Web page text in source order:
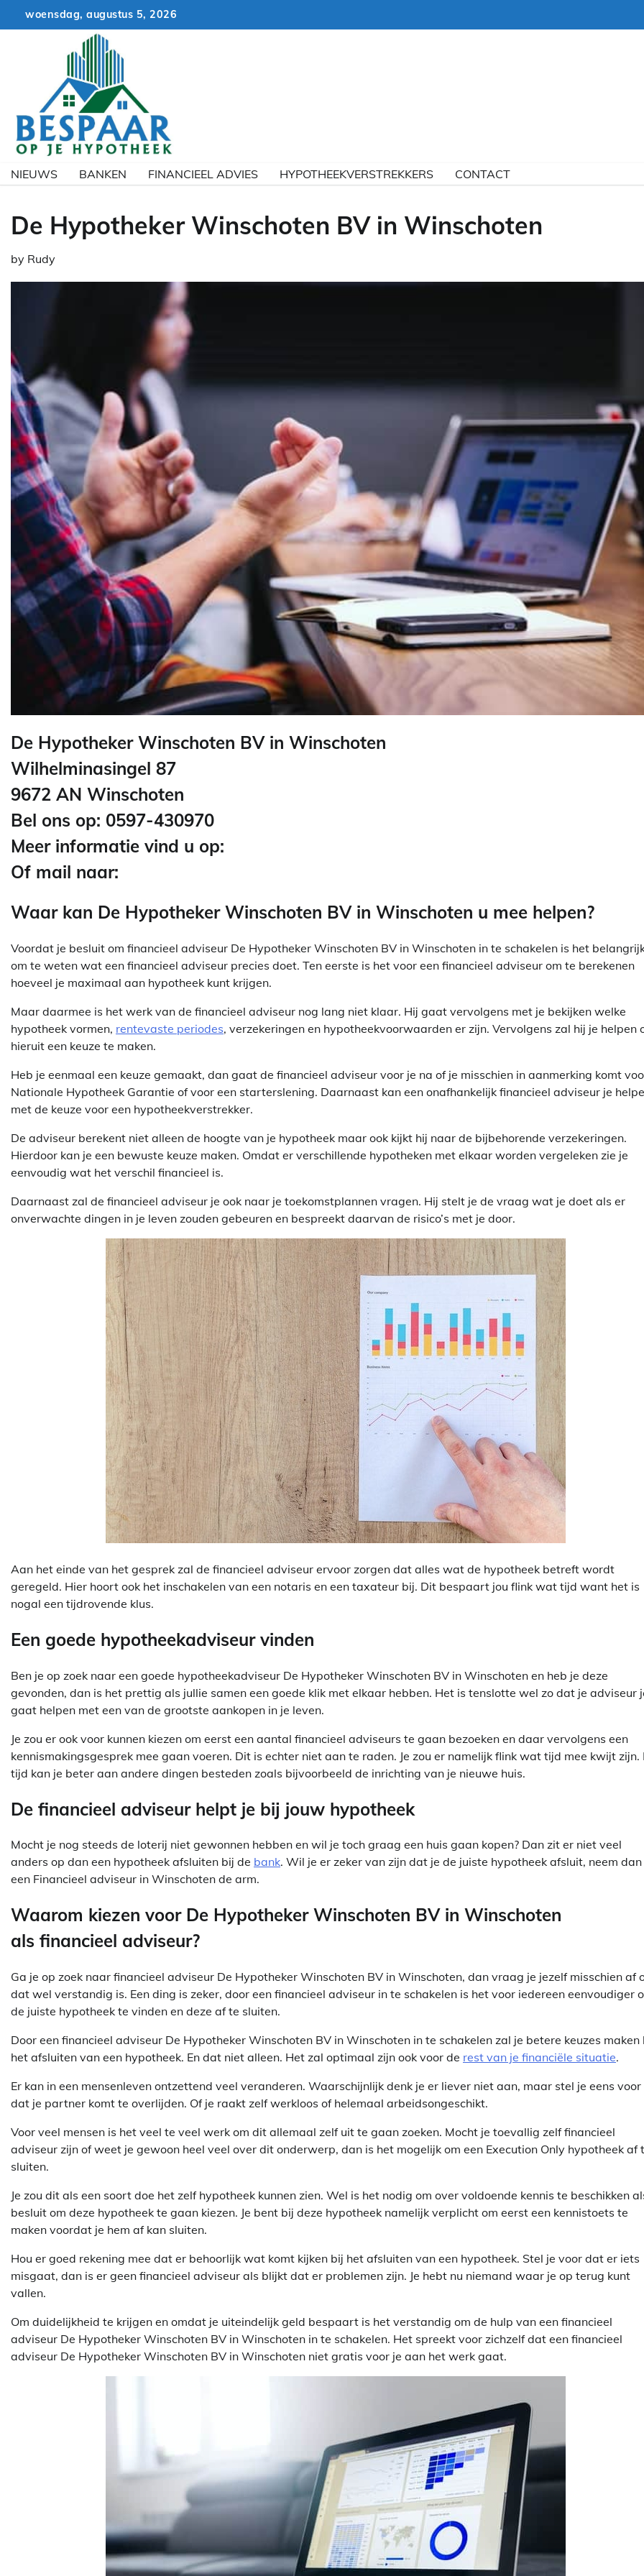
woensdag, augustus 5, 2026
NIEUWS BANKEN FINANCIEEL ADVIES HYPOTHEEKVERSTREKKERS CONTACT
De Hypotheker Winschoten BV in Winschoten
by Rudy
De Hypotheker Winschoten BV in Winschoten
Wilhelminasingel 87
9672 AN Winschoten
Bel ons op: 0597-430970
Meer informatie vind u op:
Of mail naar:
Waar kan De Hypotheker Winschoten BV in Winschoten u mee helpen?
Voordat je besluit om financieel adviseur De Hypotheker Winschoten BV in Winschoten in te schakelen is het
om te weten wat een financieel adviseur precies doet. Ten eerste is het voor een financieel adviseur om te berekenen
hoeveel je maximaal aan hypotheek kunt krijgen.
Maar daarmee is het werk van de financieel adviseur nog lang niet klaar. Hij gaat vervolgens met je bekijken welke
hypotheek vormen, rentevaste periodes, verzekeringen en hypotheekvoorwaarden er zijn. Vervolgens zal hij je helpen
hieruit een keuze te maken.
Heb je eenmaal een keuze gemaakt, dan gaat de financieel adviseur voor je na of je misschien in aanmerking komt
Nationale Hypotheek Garantie of voor een starterslening. Daarnaast kan een onafhankelijk financieel adviseur je
met de keuze voor een hypotheekverstrekker.
De adviseur berekent niet alleen de hoogte van je hypotheek maar ook kijkt hij naar de bijbehorende verzekeringen.
Hierdoor kan je een bewuste keuze maken. Omdat er verschillende hypotheken met elkaar worden vergeleken zie je
eenvoudig wat het verschil financieel is.
Daarnaast zal de financieel adviseur je ook naar je toekomstplannen vragen. Hij stelt je de vraag wat je doet als er
onverwachte dingen in je leven zouden gebeuren en bespreekt daarvan de risico’s met je door.
Aan het einde van het gesprek zal de financieel adviseur ervoor zorgen dat alles wat de hypotheek betreft wordt
geregeld. Hier hoort ook het inschakelen van een notaris en een taxateur bij. Dit bespaart jou flink wat tijd want het is
nogal een tijdrovende klus.
Een goede hypotheekadviseur vinden
Ben je op zoek naar een goede hypotheekadviseur De Hypotheker Winschoten BV in Winschoten en heb je deze
gevonden, dan is het prettig als jullie samen een goede klik met elkaar hebben. Het is tenslotte wel zo dat je adviseur
gaat helpen met een van de grootste aankopen in je leven.
Je zou er ook voor kunnen kiezen om eerst een aantal financieel adviseurs te gaan bezoeken en daar vervolgens een
kennismakingsgesprek mee gaan voeren. Dit is echter niet aan te raden. Je zou er namelijk flink wat tijd mee kwijt zijn.
tijd kan je beter aan andere dingen besteden zoals bijvoorbeeld de inrichting van je nieuwe huis.
De financieel adviseur helpt je bij jouw hypotheek
Mocht je nog steeds de loterij niet gewonnen hebben en wil je toch graag een huis gaan kopen? Dan zit er niet veel
anders op dan een hypotheek afsluiten bij de bank. Wil je er zeker van zijn dat je de juiste hypotheek afsluit, neem dan
een Financieel adviseur in Winschoten de arm.
Waarom kiezen voor De Hypotheker Winschoten BV in Winschoten
als financieel adviseur?
Ga je op zoek naar financieel adviseur De Hypotheker Winschoten BV in Winschoten, dan vraag je jezelf misschien af
dat wel verstandig is. Een ding is zeker, door een financieel adviseur in te schakelen is het voor iedereen eenvoudiger
de juiste hypotheek te vinden en deze af te sluiten.
Door een financieel adviseur De Hypotheker Winschoten BV in Winschoten in te schakelen zal je betere keuzes maken
het afsluiten van een hypotheek. En dat niet alleen. Het zal optimaal zijn ook voor de rest van je financiële situatie.
Er kan in een mensenleven ontzettend veel veranderen. Waarschijnlijk denk je er liever niet aan, maar stel je eens voor
dat je partner komt te overlijden. Of je raakt zelf werkloos of helemaal arbeidsongeschikt.
Voor veel mensen is het veel te veel werk om dit allemaal zelf uit te gaan zoeken. Mocht je toevallig zelf financieel
adviseur zijn of weet je gewoon heel veel over dit onderwerp, dan is het mogelijk om een Execution Only hypotheek af
sluiten.
Je zou dit als een soort doe het zelf hypotheek kunnen zien. Wel is het nodig om over voldoende kennis te beschikken
besluit om deze hypotheek te gaan kiezen. Je bent bij deze hypotheek namelijk verplicht om eerst een kennistoets te
maken voordat je hem af kan sluiten.
Hou er goed rekening mee dat er behoorlijk wat komt kijken bij het afsluiten van een hypotheek. Stel je voor dat er iets
misgaat, dan is er geen financieel adviseur als blijkt dat er problemen zijn. Je hebt nu niemand waar je op terug kunt
vallen.
Om duidelijkheid te krijgen en omdat je uiteindelijk geld bespaart is het verstandig om de hulp van een financieel
adviseur De Hypotheker Winschoten BV in Winschoten in te schakelen. Het spreekt voor zichzelf dat een financieel
adviseur De Hypotheker Winschoten BV in Winschoten niet gratis voor je aan het werk gaat.